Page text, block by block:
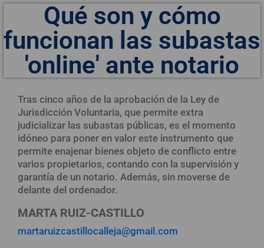
Qué son y cómo
funcionan las subastas
'online' ante notario
Tras cinco años de la aprobación de la Ley de
Jurisdicción Voluntaria, que permite extra
judicializar las subastas públicas, es el momento
idóneo para poner en valor este instrumento que
permite enajenar bienes objeto de conflicto entre
varios propietarios, contando con la supervisión y
garantía de un notario. Además, sin moverse de
delante del ordenador.
MARTA RUIZ-CASTILLO
martaruizcastillocalleja@gmail.com